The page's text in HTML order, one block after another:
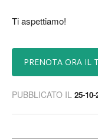
Ti aspettiamo!
PRENOTA ORA IL
PUBBLICATO IL 25-10-